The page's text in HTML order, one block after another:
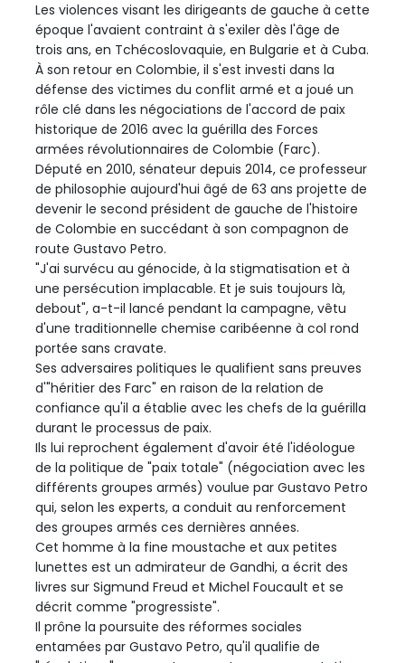
Les violences visant les dirigeants de gauche à cette
époque l'avaient contraint à s'exiler dès l'âge de
trois ans, en Tchécoslovaquie, en Bulgarie et à Cuba.
À son retour en Colombie, il s'est investi dans la
défense des victimes du conflit armé et a joué un
rôle clé dans les négociations de l'accord de paix
historique de 2016 avec la guérilla des Forces
armées révolutionnaires de Colombie (Farc).
Député en 2010, sénateur depuis 2014, ce professeur
de philosophie aujourd'hui âgé de 63 ans projette de
devenir le second président de gauche de l'histoire
de Colombie en succédant à son compagnon de
route Gustavo Petro.
"J'ai survécu au génocide, à la stigmatisation et à
une persécution implacable. Et je suis toujours là,
debout", a-t-il lancé pendant la campagne, vêtu
d'une traditionnelle chemise caribéenne à col rond
portée sans cravate.
Ses adversaires politiques le qualifient sans preuves
d'"héritier des Farc" en raison de la relation de
confiance qu'il a établie avec les chefs de la guérilla
durant le processus de paix.
Ils lui reprochent également d'avoir été l'idéologue
de la politique de "paix totale" (négociation avec les
différents groupes armés) voulue par Gustavo Petro
qui, selon les experts, a conduit au renforcement
des groupes armés ces dernières années.
Cet homme à la fine moustache et aux petites
lunettes est un admirateur de Gandhi, a écrit des
livres sur Sigmund Freud et Michel Foucault et se
décrit comme "progressiste".
Il prône la poursuite des réformes sociales
entamées par Gustavo Petro, qu'il qualifie de